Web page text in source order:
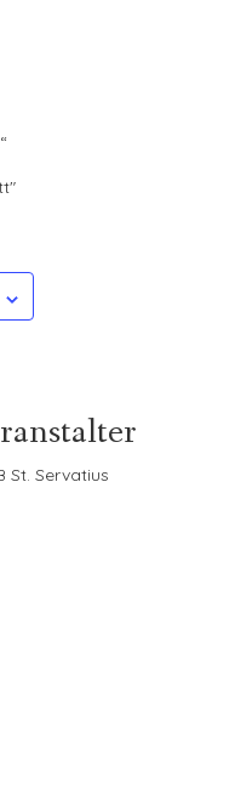
St. Servatius